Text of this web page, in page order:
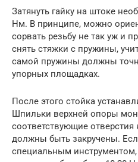
Затянуть гайку на штоке
Нм. В принципе, можно
сорвать резьбу не так уж и
снять стяжки с пружины,
самой пружины должны
упорных площадках.
После этого стойка
Шпильки верхней опоры
соответствующие отверстия
должны быть закручены.
специальным